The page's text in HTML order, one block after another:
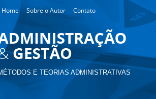
Home Sobre o Autor Contato
E TEORIAS ADMINISTRATIVAS